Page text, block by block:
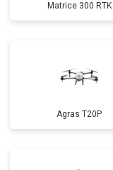
Matrice 300 RTK
Agras T20P